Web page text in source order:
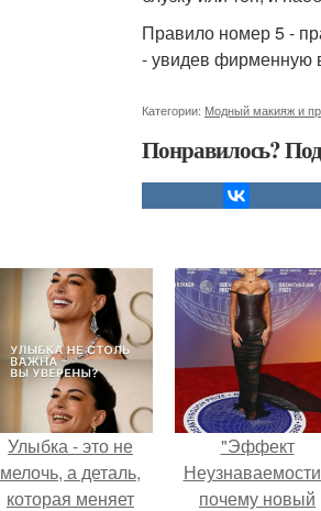
Правило номер 5 -
- увидев фирменную
Категории: Модный макияж и
Понравилось?
Улыбка - это не
мелочь, а деталь,
которая меняет
"Эффект
почему новый